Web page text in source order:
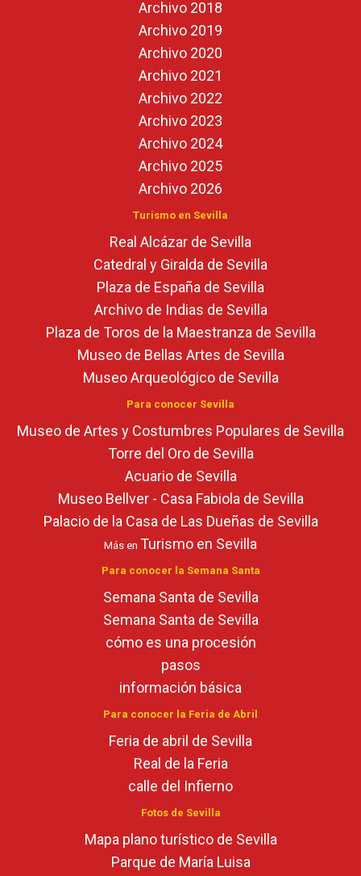
Archivo 2018
Archivo 2019
Archivo 2020
Archivo 2021
Archivo 2022
Archivo 2023
Archivo 2024
Archivo 2025
Archivo 2026
Turismo en Sevilla
Real Alcázar de Sevilla
Catedral y Giralda de Sevilla
Plaza de España de Sevilla
Archivo de Indias de Sevilla
Plaza de Toros de la Maestranza de Sevilla
Museo de Bellas Artes de Sevilla
Museo Arqueológico de Sevilla
Para conocer Sevilla
Museo de Artes y Costumbres Populares de Sevilla
Torre del Oro de Sevilla
Acuario de Sevilla
Museo Bellver - Casa Fabiola de Sevilla
Palacio de la Casa de Las Dueñas de Sevilla
Más en Turismo en Sevilla
Para conocer la Semana Santa
Semana Santa de Sevilla
Semana Santa de Sevilla
cómo es una procesión
pasos
información básica
Para conocer la Feria de Abril
Feria de abril de Sevilla
Real de la Feria
calle del Infierno
Fotos de Sevilla
Mapa plano turístico de Sevilla
Parque de María Luisa